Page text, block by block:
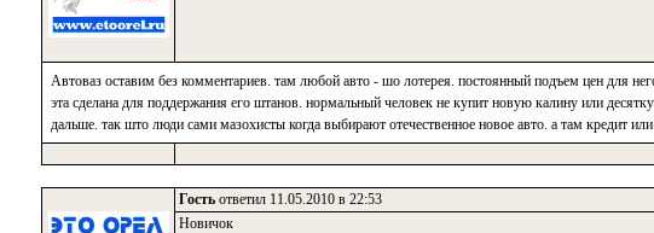
Автоваз оставим без комментариев. там любой авто - шо лотерея. постоянный подъем цен для
эта сделана для поддержания его штанов. нормальный человек не купит новую калину или
дальше. так што люди сами мазохисты когда выбирают отечественное новое авто. а там кредит
Гость ответил 11.05.2010 в 22:53
Новичок